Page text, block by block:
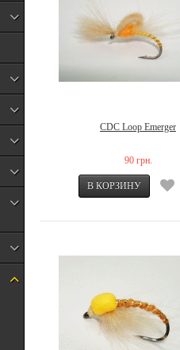
CDC Loop Emerger
90 грн.